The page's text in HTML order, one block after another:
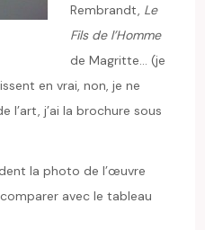
Rembrandt, Le
Fils de l’Homme
de Magritte… (je
en vrai, non, je ne
l’art, j’ai la brochure sous
la photo de l’œuvre
avec le tableau